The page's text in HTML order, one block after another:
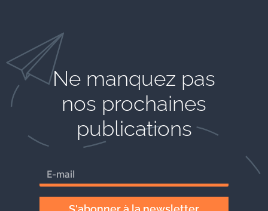
Ne manquez pas
nos prochaines
publications